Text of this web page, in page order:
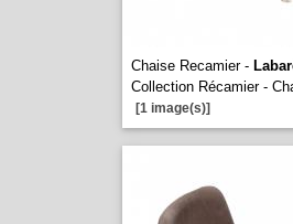
Chaise Recamier -
Collection Récamier -
[1 image(s)]